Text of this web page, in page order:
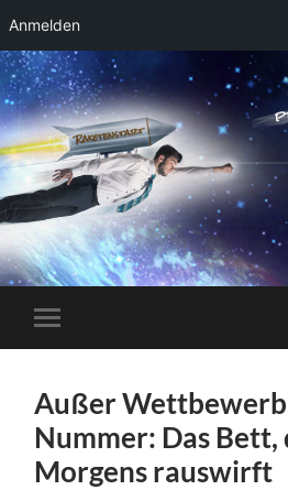
Anmelden
Pro Jahr 77 kreative
können ...
Menü
Außer
Nummer: Das Bett,
Morgens rauswirft